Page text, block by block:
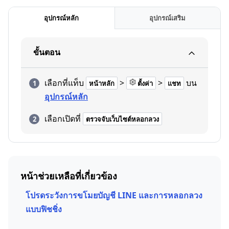
อุปกรณ์หลัก อุปกรณ์เสริม
ขั้นตอน
เลือกที่แท็บ หน้าหลัก > ตั้งค่า > แชท บน
อุปกรณ์หลัก
เลือกเปิดที่
ตรวจจับเว็บไซต์หลอกลวง
หน้าช่วยเหลือที่เกี่ยวข้อง
โปรดระวังการขโมยบัญชี LINE และการหลอกลวง
แบบฟิชชิ่ง